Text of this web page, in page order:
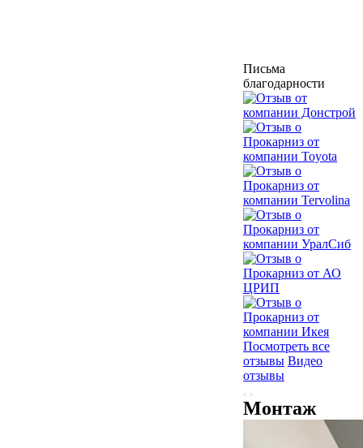
Письма
благодарности
Посмотреть все
отзывы Видео
отзывы
Монтаж